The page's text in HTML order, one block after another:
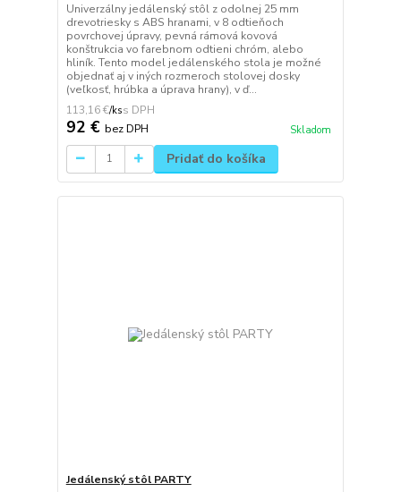
Univerzálny jedálenský stôl z odolnej 25 mm
drevotriesky s ABS hranami, v 8 odtieňoch
povrchovej úpravy, pevná rámová kovová
konštrukcia vo farebnom odtieni chróm, alebo
hliník. Tento model jedálenského stola je možné
objednať aj v iných rozmeroch stolovej dosky
(veľkosť, hrúbka a úprava hrany), v ď...
113,16 €/ks
92 € bez DPH Skladom
Pridať do košíka
Jedálenský stôl PARTY